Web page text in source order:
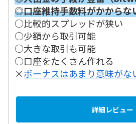
◎口座維持手数料がかからな
○比較的スプレッドが狭い
○少額から取引可能
○大きな取引も可能
○口座をたくさん作れる
×ボーナスはあまり意味がな
詳細レビュー